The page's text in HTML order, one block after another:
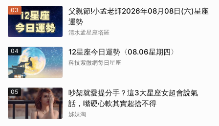
03
父親節!小孟老師2026年08月08日(六)星座
運勢
清水孟星座塔羅
04 12星座今日運勢〈08.06星期四〉
科技紫微網每日星座
05
吵架就愛提分手？這3大星座女超會說氣
話，嘴硬心軟其實超捨不得
姊妹淘